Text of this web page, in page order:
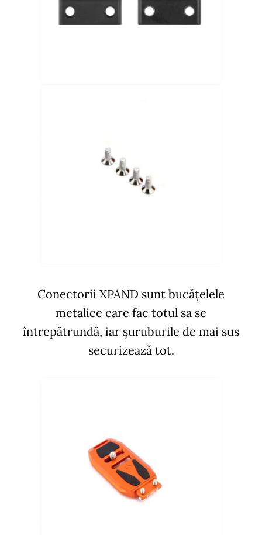
Conectorii XPAND sunt bucățelele
metalice care fac totul sa se
întrepătrundă, iar șuruburile de mai sus
securizează tot.